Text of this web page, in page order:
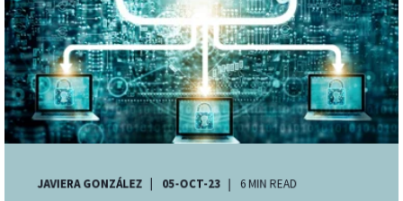
JAVIERA GONZÁLEZ 05-OCT-23 6 MIN READ